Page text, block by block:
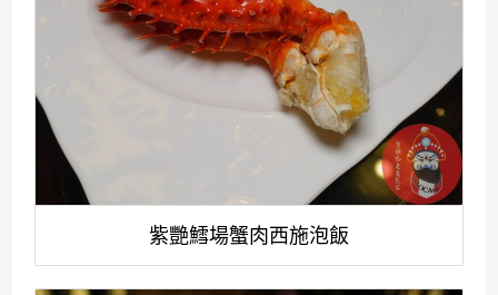
紫艷鱈場蟹肉西施泡飯